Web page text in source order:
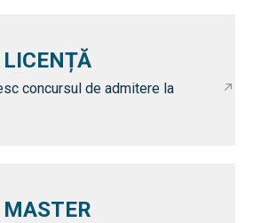
concursul de admitere la